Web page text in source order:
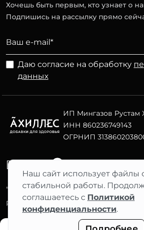
Фильтры
Наш сайт использует файлы
стабильной работы.
соглашаетесь с Политикой
конфиденциальности.
Хочешь быть первым, кто узнает о
Подпишись на рассылку прямо
Даю согласие на обработку
данных
ИП Мингазов Рустам
ИНН 860236749143
ОГРНИП
"АХИЛЛЕС" 2012–2026 ©
Разработка сайта Nuts Digital